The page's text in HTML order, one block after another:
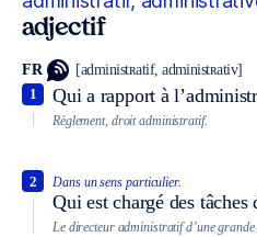
adjectif
FR [administʀatif, administʀativ]
Qui a rapport à
1
Règlement, droit administratif.
Dans un sens particulier.
Qui est chargé des tâches
2
Le directeur administratif d’une grande